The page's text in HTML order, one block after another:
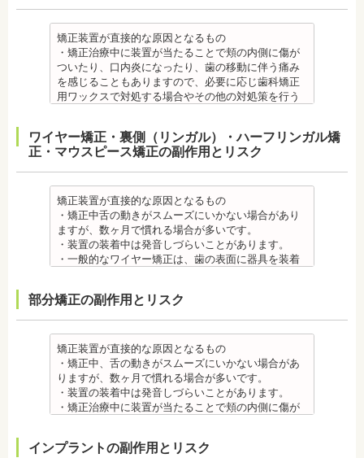
矯正装置が直接的な原因となるもの
・矯正治療中に装置が当たることで頬の内側に傷が
ついたり、口内炎になったり、歯の移動に伴う痛み
を感じることもありますので、必要に応じ歯科矯正
用ワックスで対処する場合やその他の対処策を行う
が、数ヶ月で慣れることが多いです。
・装置の装着中は発音しづらいことがあります。
・矯正装置を装着した直後や、ワイヤーを交換した
直後に痛みを感じることがありますが、数日でおさ
まる場合が多いです。また、冷たいものを飲んだと
きにしみる「知覚過敏」があらわれる場合がありま
すが、基本的には数日で改善されます。長期間痛む
場合は、歯科医師に相談しましょう。
金属アレルギー
は、皮膚科で行われているパッチテストなどをうけ
膜にアレルギー症状が起きた場合は、速やかに歯科
医師の指示を仰いでください。
抜歯・麻酔 ・矯正をしたい箇所に十分なスペースが
ない場合は、抜歯を必要とすることもあります。健
康上問題のない歯を抜歯する場合もあります。
・抜歯する場合は麻酔注射を行います。麻酔薬の中
もあるため、心が起こることもあります。臓や血圧
ワイヤー矯正・裏側（リンガル）・ハーフリンガル矯
正・マウスピース矯正の副作用とリスク
矯正装置が直接的な原因となるもの
・矯正中舌の動きがスムーズにいかない場合があり
ますが、数ヶ月で慣れる場合が多いです。
・装置の装着中は発音しづらいことがあります。
・一般的なワイヤー矯正は、歯の表面に器具を装着
・矯正治療中に装置が当たることで頬の内側に傷が
ついたり、口内炎になったり、歯の移動に伴う痛み
を感じることもありますので、必要に応じワックス
で対処する場合やその他の対処策を行う場合があり
ます。
・矯正装置を装着した直後や、ワイヤーを交換した
直後に痛みを感じることがありますが、数日でおさ
まる場合が多いです。また、冷たいものを飲んだと
科医師に相談しましょう。
部分矯正の副作用とリスク
矯正装置が直接的な原因となるもの
・矯正中、舌の動きがスムーズにいかない場合があ
りますが、数ヶ月で慣れる場合が多いです。
・装置の装着中は発音しづらいことがあります。
・矯正治療中に装置が当たることで頬の内側に傷が
で対処する場合やその他の対処策を行う場合があり
インプラントの副作用とリスク